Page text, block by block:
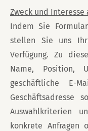
Zweck und
Indem Sie
stellen Sie uns
Verfügung. Zu
Name, Position,
geschäftliche E-
Geschäftsadresse
Auswahlkriterien
konkrete Anfragen